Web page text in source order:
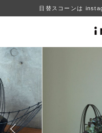
日替スコーンは